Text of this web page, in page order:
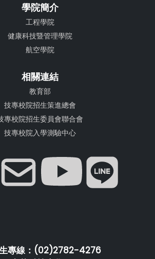
學院簡介
工程學院
健康科技暨管理學院
航空學院
相關連結
教育部
技專校院招生策進總會
專校院招生委員會聯合會
技專校院入學測驗中心
專線：(02)2782-4276